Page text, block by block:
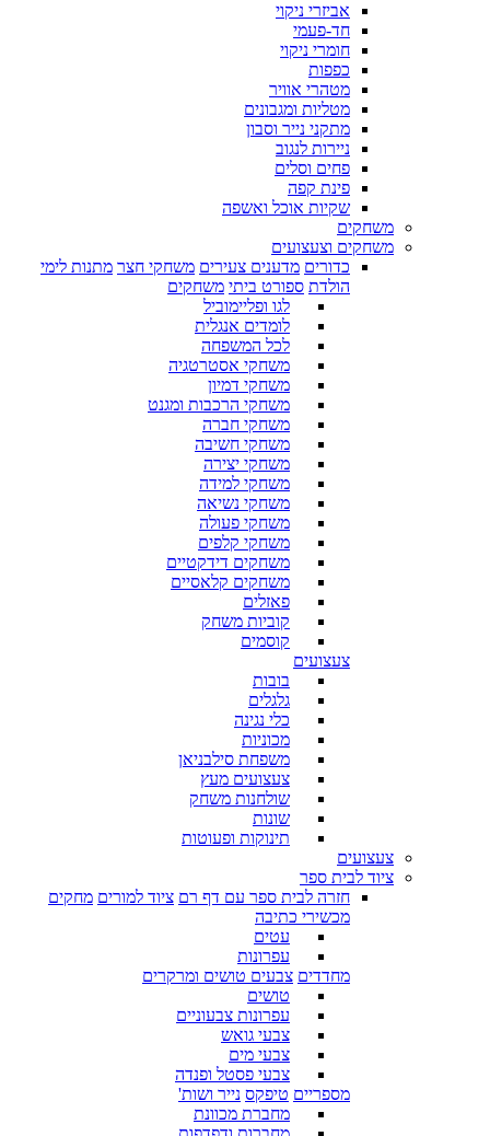
אביזרי ניקוי
חד-פעמי
חומרי ניקוי
כפפות
מטהרי אוויר
מטליות ומגבונים
מתקני נייר וסבון
ניירות לנגוב
פחים וסלים
פינת קפה
שקיות אוכל ואשפה
משחקים
משחקים וצעצועים
כדורים מדענים צעירים משחקי חצר מתנות לימי
הולדת ספורט ביתי משחקים
לגו ופליימוביל
לומדים אנגלית
לכל המשפחה
משחקי אסטרטגיה
משחקי דמיון
משחקי הרכבות ומגנט
משחקי חברה
משחקי חשיבה
משחקי יצירה
משחקי למידה
משחקי נשיאה
משחקי פעולה
משחקי קלפים
משחקים דידקטיים
משחקים קלאסיים
פאזלים
קוביות משחק
קוסמים
צעצועים
בובות
גלגלים
כלי נגינה
מכוניות
משפחת סילבניאן
צעצועים מעץ
שולחנות משחק
שונות
תינוקות ופעוטות
צעצועים
ציוד לבית ספר
חזרה לבית ספר עם דף רם ציוד למורים מחקים
מכשירי כתיבה
עטים
עפרונות
מחדדים צבעים טושים ומרקרים
טושים
עפרונות צבעוניים
צבעי גואש
צבעי מים
צבעי פסטל ופנדה
מספריים טיפקס נייר ושות'
מחברת מכוונת